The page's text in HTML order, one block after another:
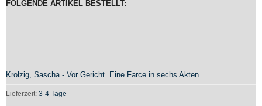
FOLGENDE ARTIKEL BESTELLT:
Krolzig, Sascha - Vor Gericht. Eine Farce in sechs Akten
Lieferzeit: 3-4 Tage